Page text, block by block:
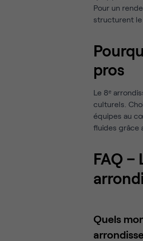
Pour un
structurent le
pros
Le 8ᵉ
culturels.
équipes au
fluides grâce
FAQ –
Quels